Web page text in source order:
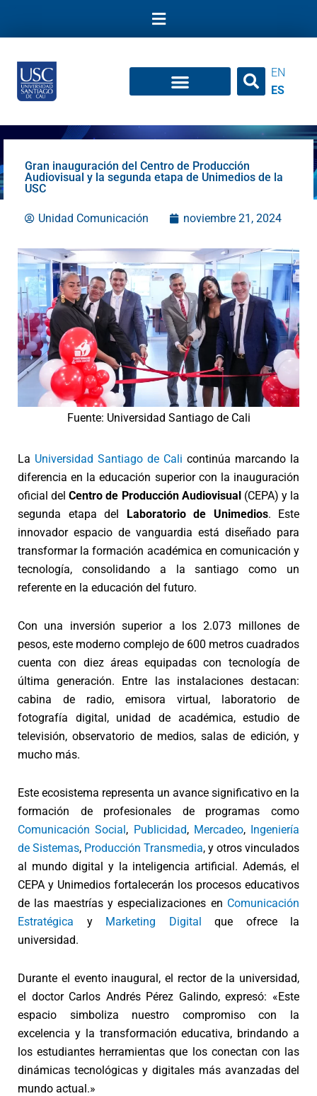
EN
ES
Gran inauguración del Centro de Producción
Audiovisual y la segunda etapa de Unimedios de la
USC
Unidad Comunicación noviembre 21, 2024
Fuente: Universidad Santiago de Cali
La Universidad Santiago de Cali continúa marcando la
diferencia en la educación superior con la inauguración
oficial delCentro de Producción Audiovisual(CEPA) y la
segunda etapa del Laboratorio de Unimedios. Este
innovador espacio de vanguardia está diseñado para
transformar la formación académica en comunicación y
tecnología, consolidando a la santiago como un
referente en la educación del futuro.
Con una inversión superior a los 2.073 millones de
pesos, este moderno complejo de 600 metros cuadrados
cuenta con diez áreas equipadas con tecnología de
última generación. Entre las instalaciones destacan:
cabina de radio, emisora virtual, laboratorio de
fotografía digital, unidad de académica, estudio de
televisión, observatorio de medios, salas de edición, y
mucho más.
Este ecosistema representa un avance significativo en la
formación de profesionales de programas como
Comunicación Social, Publicidad, Mercadeo, Ingeniería
de Sistemas, Producción Transmedia, y otros vinculados
al mundo digital y la inteligencia artificial. Además, el
CEPA y Unimedios fortalecerán los procesos educativos
de las maestrías y especializaciones en Comunicación
Estratégica y Marketing Digital que ofrece la
universidad.
Durante el evento inaugural, el rector de la universidad,
el doctor Carlos Andrés Pérez Galindo, expresó: «Este
espacio simboliza nuestro compromiso con la
excelencia y la transformación educativa, brindando a
los estudiantes herramientas que los conectan con las
dinámicas tecnológicas y digitales más avanzadas del
mundo actual.»